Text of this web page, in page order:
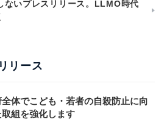
ないプレスリリース。LLMO時代
リース
体でこども・若者の自殺防止に向
取組を強化します